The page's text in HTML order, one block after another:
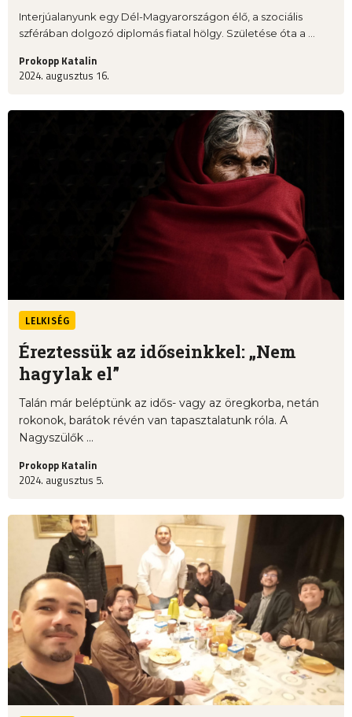
Interjúalanyunk egy Dél-Magyarországon élő, a szociális
szférában dolgozó diplomás fiatal hölgy. Születése óta a ...
Prokopp Katalin
2024. augusztus 16.
LELKISÉG
Éreztessük az időseinkkel: „Nem
hagylak el”
Talán már beléptünk az idős- vagy az öregkorba, netán
rokonok, barátok révén van tapasztalatunk róla. A
Nagyszülők ...
Prokopp Katalin
2024. augusztus 5.